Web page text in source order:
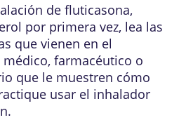
de fluticasona,
por primera vez, lea las
que vienen en el
farmacéutico o
que le muestren cómo
usar el inhalador